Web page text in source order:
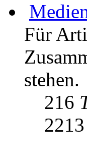
Für
stehen.
216
2213